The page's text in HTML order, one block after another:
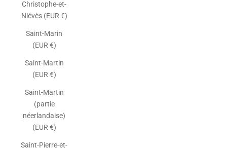
Christophe-et-
Niévès (EUR €)
Saint-Marin
(EUR €)
Saint-Martin
(EUR €)
Saint-Martin
(partie
néerlandaise)
(EUR €)
Saint-Pierre-et-